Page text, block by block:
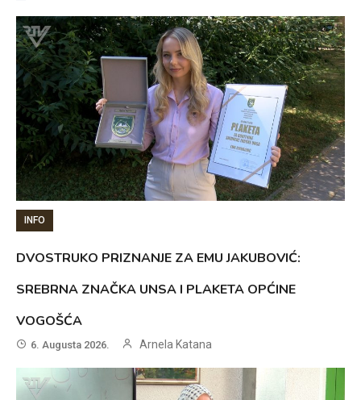
INFO
DVOSTRUKO PRIZNANJE ZA EMU JAKUBOVIĆ:
SREBRNA ZNAČKA UNSA I PLAKETA OPĆINE
VOGOŠĆA
6. Augusta 2026. Arnela Katana